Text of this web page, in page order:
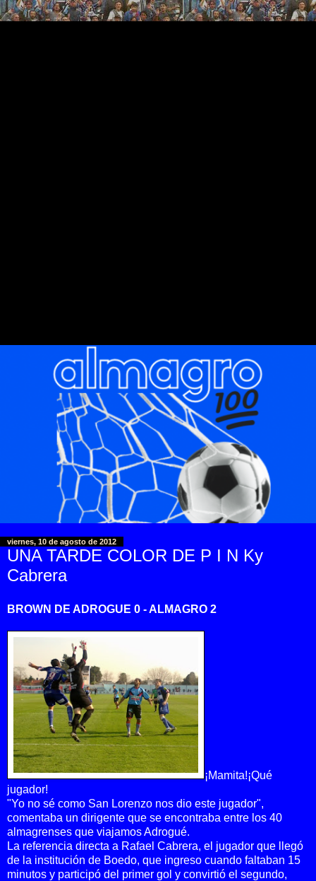
viernes, 10 de agosto de 2012
UNA TARDE COLOR DE P I N Ky
Cabrera
BROWN DE ADROGUE 0 - ALMAGRO 2
¡Mamita!¡Qué
jugador!
"Yo no sé como San Lorenzo nos dio este jugador",
comentaba un dirigente que se encontraba entre los 40
almagrenses que viajamos Adrogué.
La referencia directa a Rafael Cabrera, el jugador que llegó
de la institución de Boedo, que ingreso cuando faltaban 15
minutos y participó del primer gol y convirtió el segundo,